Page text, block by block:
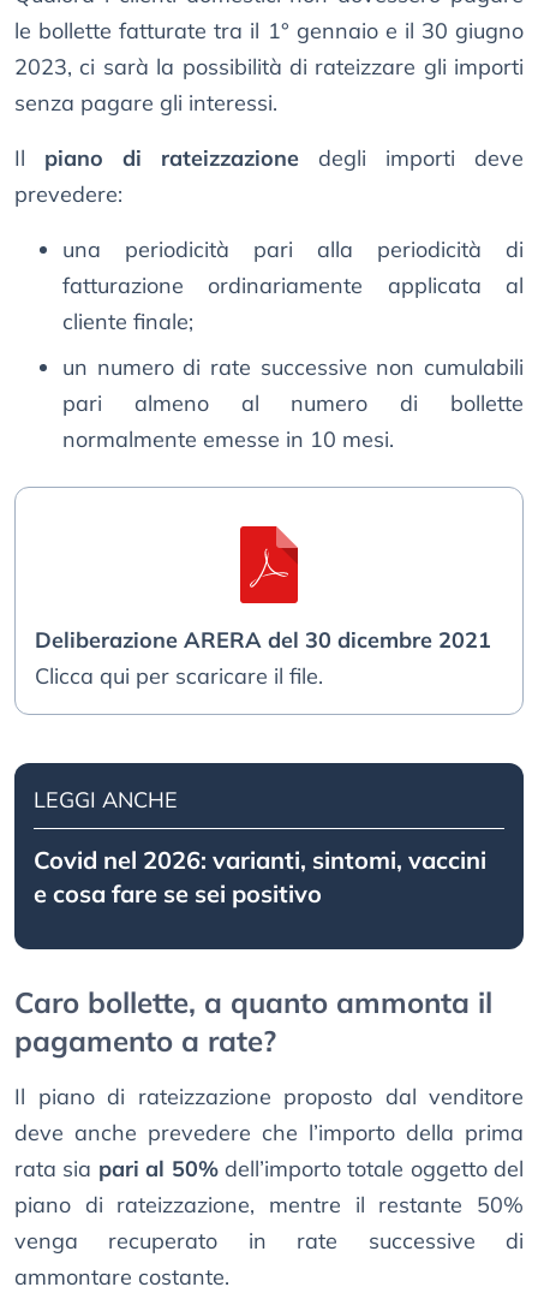
le bollette fatturate tra il 1° gennaio e il 30 giugno
2023, ci sarà la possibilità di rateizzare gli importi
senza pagare gli interessi.
Il piano di rateizzazione degli importi deve
prevedere:
una periodicità pari alla periodicità di
fatturazione ordinariamente applicata al
cliente finale;
un numero di rate successive non cumulabili
pari almeno al numero di bollette
normalmente emesse in 10 mesi.
Deliberazione ARERA del 30 dicembre 2021
Clicca qui per scaricare il file.
LEGGI ANCHE
Covid nel 2026: varianti, sintomi, vaccini
e cosa fare se sei positivo
Caro bollette, a quanto ammonta il
pagamento a rate?
Il piano di rateizzazione proposto dal venditore
deve anche prevedere che l’importo della prima
rata sia pari al 50%dell’importo totale oggetto del
piano di rateizzazione, mentre il restante 50%
venga recuperato in rate successive di
ammontare costante.